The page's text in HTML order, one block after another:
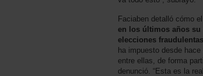
Faciaben detalló cómo
en los últimos años su
elecciones
ha impuesto desde
entre ellas, de forma
denunció. “Esta es la